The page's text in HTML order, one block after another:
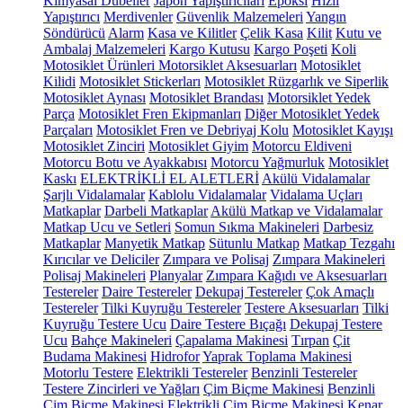
Yapıştırıcı Merdivenler Güvenlik Malzemeleri Yangın
Söndürücü Alarm Kasa ve Kilitler Çelik Kasa Kilit Kutu ve
Ambalaj Malzemeleri Kargo Kutusu Kargo Poşeti Koli
Motosiklet Ürünleri Motorsiklet Aksesuarları Motosiklet
Kilidi Motosiklet Stickerları Motosiklet Rüzgarlık ve Siperlik
Motosiklet Aynası Motosiklet Brandası Motorsiklet Yedek
Parça Motosiklet Fren Ekipmanları Diğer Motosiklet Yedek
Parçaları Motosiklet Fren ve Debriyaj Kolu Motosiklet Kayışı
Motosiklet Zinciri Motosiklet Giyim Motorcu Eldiveni
Motorcu Botu ve Ayakkabısı Motorcu Yağmurluk Motosiklet
Kaskı ELEKTRİKLİ EL ALETLERİ Akülü Vidalamalar
Şarjlı Vidalamalar Kablolu Vidalamalar Vidalama Uçları
Matkaplar Darbeli Matkaplar Akülü Matkap ve Vidalamalar
Matkap Ucu ve Setleri Somun Sıkma Makineleri Darbesiz
Matkaplar Manyetik Matkap Sütunlu Matkap Matkap Tezgahı
Kırıcılar ve Deliciler Zımpara ve Polisaj Zımpara Makineleri
Polisaj Makineleri Planyalar Zımpara Kağıdı ve Aksesuarları
Testereler Daire Testereler Dekupaj Testereler Çok Amaçlı
Testereler Tilki Kuyruğu Testereler Testere Aksesuarları Tilki
Kuyruğu Testere Ucu Daire Testere Bıçağı Dekupaj Testere
Ucu Bahçe Makineleri Çapalama Makinesi Tırpan Çit
Budama Makinesi HidroforYaprak Toplama Makinesi
Motorlu Testere Elektrikli Testereler Benzinli Testereler
Testere Zincirleri ve Yağları Çim Biçme Makinesi Benzinli
Çim Biçme Makinesi Elektrikli Çim Biçme Makinesi Kenar